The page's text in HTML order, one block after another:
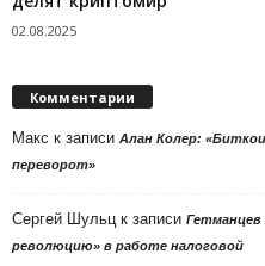
02.08.2025
Комментарии
Макс к записи Алан Колер:
переворот»
Сергей Шульцк записи Гетманцев
революцию» в работе налоговой